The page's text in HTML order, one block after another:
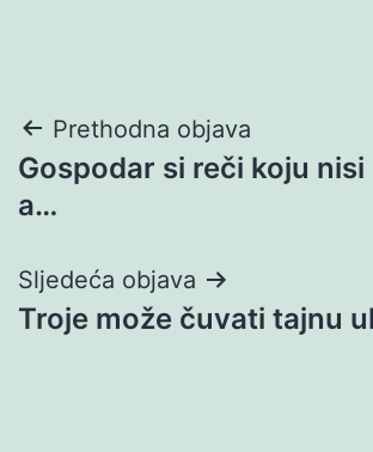
Navigacija
objava
Prethodna objava
Gospodar si reči koju
a…
Sljedeća objava
Troje može čuvati tajnu